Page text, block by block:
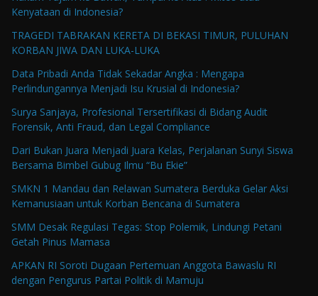
Kenyataan di Indonesia?
TRAGEDI TABRAKAN KERETA DI BEKASI TIMUR, PULUHAN
KORBAN JIWA DAN LUKA-LUKA
Data Pribadi Anda Tidak Sekadar Angka : Mengapa
Perlindungannya Menjadi Isu Krusial di Indonesia?
Surya Sanjaya, Profesional Tersertifikasi di Bidang Audit
Forensik, Anti Fraud, dan Legal Compliance
Dari Bukan Juara Menjadi Juara Kelas, Perjalanan Sunyi Siswa
Bersama Bimbel Gubug Ilmu “Bu Ekie”
SMKN 1 Mandau dan Relawan Sumatera Berduka Gelar Aksi
Kemanusiaan untuk Korban Bencana di Sumatera
SMM Desak Regulasi Tegas: Stop Polemik, Lindungi Petani
Getah Pinus Mamasa
APKAN RI Soroti Dugaan Pertemuan Anggota Bawaslu RI
dengan Pengurus Partai Politik di Mamuju